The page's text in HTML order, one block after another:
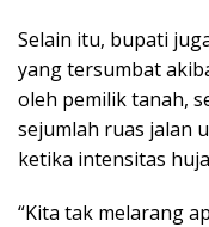
Selain itu, bupati
yang tersumbat
oleh pemilik tanah,
sejumlah ruas jalan
ketika intensitas
“Kita tak melarang